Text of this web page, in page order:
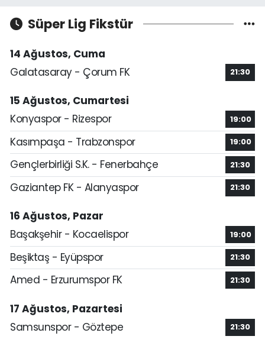
Süper Lig Fikstür
14 Ağustos, Cuma
Galatasaray - Çorum FK
21:30
15 Ağustos, Cumartesi
Konyaspor - Rizespor
19:00
Kasımpaşa - Trabzonspor 19:00
Gençlerbirliği S.K. - Fenerbahçe 21:30
Gaziantep FK - Alanyaspor 21:30
16 Ağustos, Pazar
Başakşehir - Kocaelispor
19:00
Beşiktaş - Eyüpspor 21:30
Amed - Erzurumspor FK 21:30
17 Ağustos, Pazartesi
Samsunspor - Göztepe
21:30